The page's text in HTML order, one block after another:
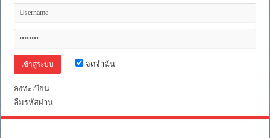
ก็
5.1
[บรรยาย
จดจำฉัน
ลงทะเบียน
ลืมรหัสผ่าน